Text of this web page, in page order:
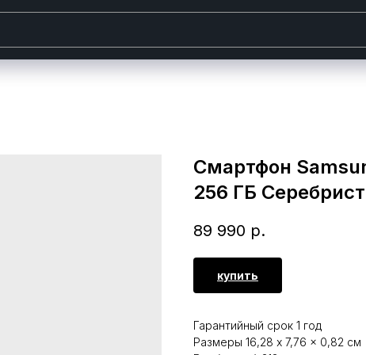
Смартфон
256 ГБ
89 990 р.
купить
Гарантийный срок 1 год
Размеры 16,28 x 7,76 x 0,82 см